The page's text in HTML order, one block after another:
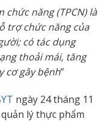
chức năng (TPCN) là
trợ chức năng của
có tác dụng
thoải mái, tăng
cơ gây bệnh”
ngày 24 tháng 11
lý thực phẩm